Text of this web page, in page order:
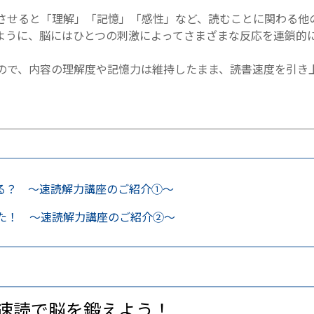
せると「理解」「記憶」「感性」など、読むことに関わる
に、脳にはひとつの刺激によってさまざまな反応を連鎖
、内容の理解度や記憶力は維持したまま、読書速度を引き
？ 〜速読解力講座のご紹介①〜
！ 〜速読解力講座のご紹介②〜